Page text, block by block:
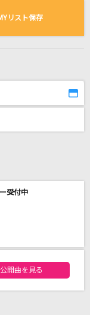
一覧
リスト保存
受付中
キング
開曲を見る